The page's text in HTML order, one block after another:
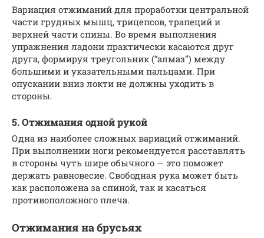
Вариация отжиманий для проработки центральной
части грудных мышц, трицепсов, трапеций и
верхней части спины. Во время выполнения
упражнения ладони практически касаются друг
друга, формируя треугольник (“алмаз”) между
большими и указательными пальцами. При
опускании вниз локти не должны уходить в
стороны.
5. Отжимания одной рукой
Одна из наиболее сложных вариаций отжиманий.
При выполнении ноги рекомендуется расставлять
в стороны чуть шире обычного — это поможет
держать равновесие. Свободная рука может быть
как расположена за спиной, так и касаться
противоположного плеча.
Отжимания на брусьях